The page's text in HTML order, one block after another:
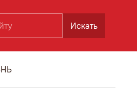
Искать